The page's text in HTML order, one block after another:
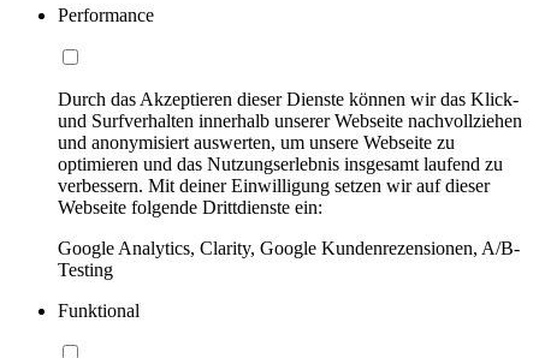
Performance
Durch das Akzeptieren dieser Dienste können wir das Klick-
und Surfverhalten innerhalb unserer Webseite nachvollziehen
und anonymisiert auswerten, um unsere Webseite zu
optimieren und das Nutzungserlebnis insgesamt laufend zu
verbessern. Mit deiner Einwilligung setzen wir auf dieser
Webseite folgende Drittdienste ein:
Google Analytics, Clarity, Google Kundenrezensionen, A/B-
Testing
Funktional